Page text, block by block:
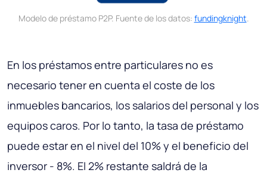
Modelo de préstamo P2P. Fuente de los datos: fundingknight.
En los préstamos entre particulares no es
necesario tener en cuenta el coste de los
inmuebles bancarios, los salarios del personal y los
equipos caros. Por lo tanto, la tasa de préstamo
puede estar en el nivel del 10% y el beneficio del
inversor - 8%. El 2% restante saldrá de la